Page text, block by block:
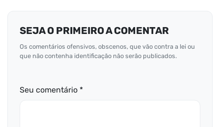
SEJA O PRIMEIRO A COMENTAR
Os comentários ofensivos, obscenos, que vão contra a lei ou
que não contenha identificação não serão publicados.
Seu comentário *